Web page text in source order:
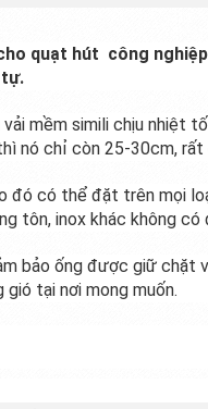
quạt hút công
mềm simili chịu nhiệt
nó chỉ còn 25-30cm, rất
đó có thể đặt trên mọi
tôn, inox khác không có
bảo ống được giữ chặt
tại nơi mong muốn.